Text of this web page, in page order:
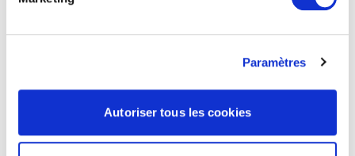
Paramètres
Autoriser tous les cookies